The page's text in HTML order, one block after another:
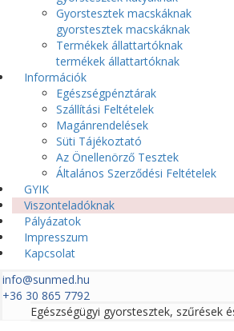
Gyorstesztek macskáknak
gyorstesztek macskáknak
Termékek állattartóknak
termékek állattartóknak
Információk
Egészségpénztárak
Szállítási Feltételek
Magánrendelések
Süti Tájékoztató
Az Önellenörző Tesztek
Általános Szerződési Feltételek
GYIK
Viszonteladóknak
Pályázatok
Impresszum
Kapcsolat
info@sunmed.hu
+36 30 865 7792
Egészségügyi gyorstesztek, szűrések